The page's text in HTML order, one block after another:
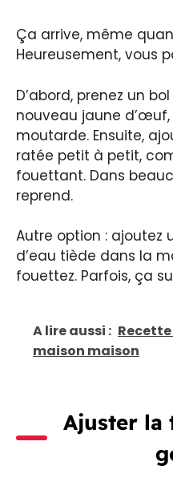
Ça arrive, même
Heureusement, vous
D’abord, prenez un
nouveau jaune
moutarde. Ensuite,
ratée petit à petit,
fouettant. Dans
reprend.
Autre option : ajoutez
d’eau tiède dans la
fouettez. Parfois, ça
A lire aussi :
maison maison
Ajuster la